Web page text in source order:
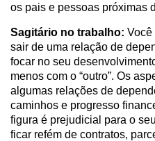
os pais e pessoas próximas
Sagitário no trabalho: Você
sair de uma relação de
focar no seu
menos com o “outro”. Os
algumas relações de
caminhos e progresso
figura é prejudicial para o
ficar refém de contratos,